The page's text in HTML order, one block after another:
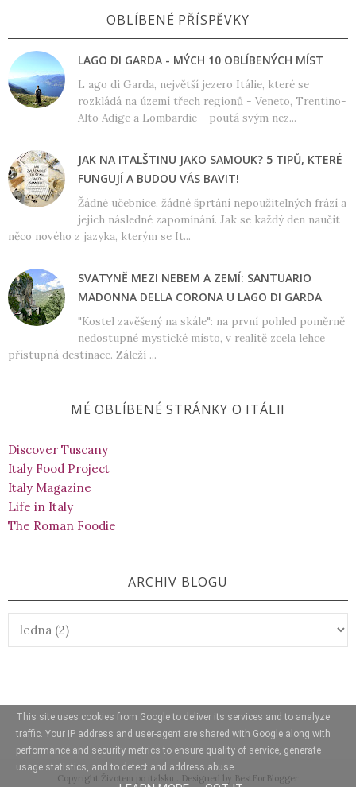
OBLÍBENÉ PŘÍSPĚVKY
LAGO DI GARDA - MÝCH 10 OBLÍBENÝCH MÍST
L ago di Garda, největší jezero Itálie, které se
rozkládá na území třech regionů - Veneto, Trentino-
Alto Adige a Lombardie - poutá svým nez...
JAK NA ITALŠTINU JAKO SAMOUK? 5 TIPŮ, KTERÉ
FUNGUJÍ A BUDOU VÁS BAVIT!
Žádné učebnice, žádné šprtání nepoužitelných frází a
jejich následné zapomínání. Jak se každý den naučit
něco nového z jazyka, kterým se It...
SVATYNĚ MEZI NEBEM A ZEMÍ: SANTUARIO
MADONNA DELLA CORONA U LAGO DI GARDA
"Kostel zavěšený na skále": na první pohled poměrně
nedostupné mystické místo, v realitě zcela lehce
přístupná destinace. Záleží ...
MÉ OBLÍBENÉ STRÁNKY O ITÁLII
Discover Tuscany
Italy Food Project
Italy Magazine
Life in Italy
The Roman Foodie
ARCHIV BLOGU
Copyright Životem po italsku . Designed by BestForBlogger
This site uses cookies from Google to deliver its services and to analyze
traffic. Your IP address and user-agent are shared with Google along with
performance and security metrics to ensure quality of service, generate
usage statistics, and to detect and address abuse.